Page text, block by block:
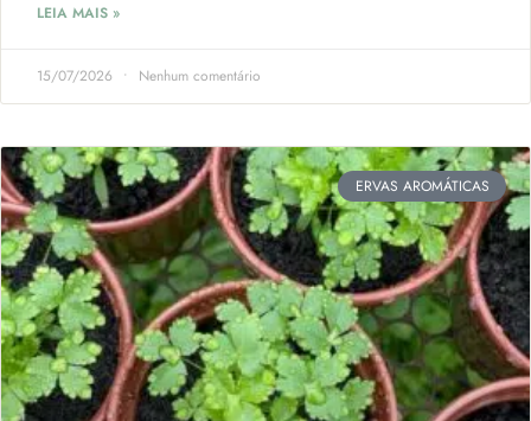
LEIA MAIS »
15/07/2026 Nenhum comentário
ERVAS AROMÁTICAS